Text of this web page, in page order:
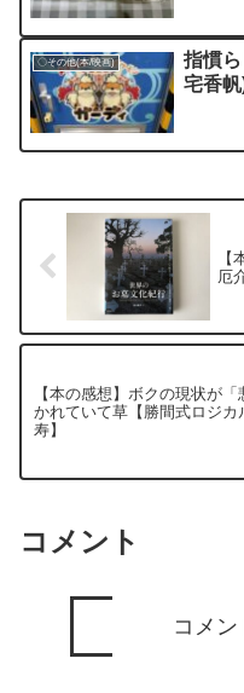
〇その他(本/映画)
指慣
宅香
厄
【本の感想】ボクの現状が
かれていて草【勝間式ロジカ
寿】
コメント
コメ